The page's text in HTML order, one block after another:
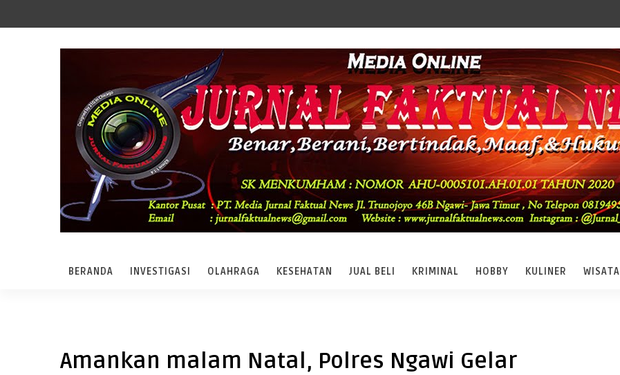
BERANDA INVESTIGASI OLAHRAGA KESEHATAN JUAL BELI KRIMINAL HOBBY KULINER WISATA
Amankan malam Natal, Polres Ngawi Gelar